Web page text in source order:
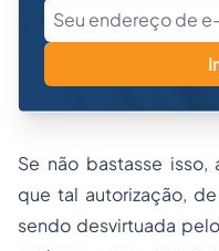
Se não bastasse
que tal autorização,
sendo desvirtuada